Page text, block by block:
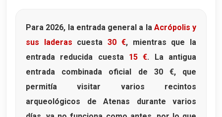
Para 2026, la entrada general a la Acrópolis y
sus laderas cuesta30 €, mientras que la
entrada reducida cuesta 15 €. La antigua
entrada combinada oficial de 30 €, que
permitía visitar varios recintos
arqueológicos de Atenas durante varios